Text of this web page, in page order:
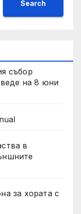
Search
събор
на 8 юни
в
за хората с